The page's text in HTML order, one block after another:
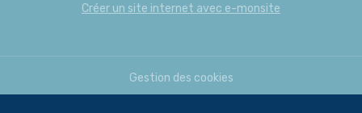
Créer un site internet avec e-monsite
Gestion des cookies